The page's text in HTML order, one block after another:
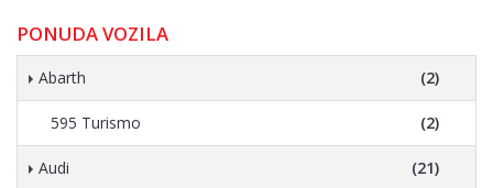
PONUDA VOZILA
Abarth (2)
595 Turismo (2)
Audi (21)